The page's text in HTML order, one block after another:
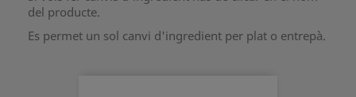
del producte.
Es permet un sol canvi d'ingredient per plat o entrepà.